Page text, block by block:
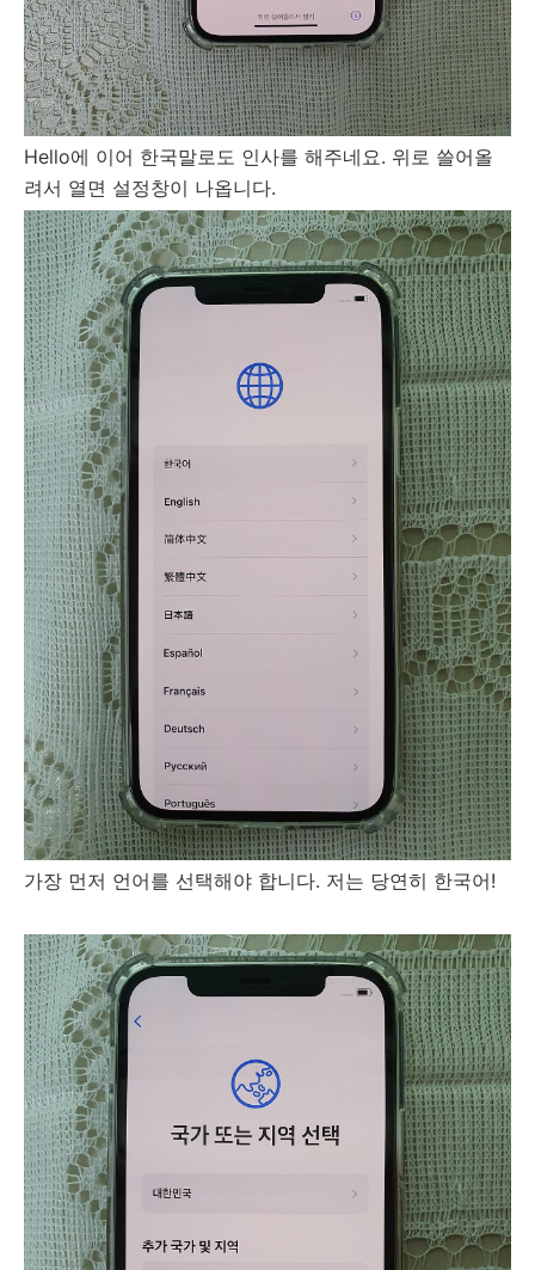
Hello에 이어 한국말로도 인사를 해주네요. 위로 쓸어올
려서 열면 설정창이 나옵니다.
가장 먼저 언어를 선택해야 합니다. 저는 당연히 한국어!